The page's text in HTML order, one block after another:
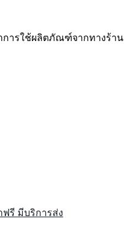
การใช้ผลิตภัณฑ์จากทางร้าน
ฟรี มีบริการส่ง